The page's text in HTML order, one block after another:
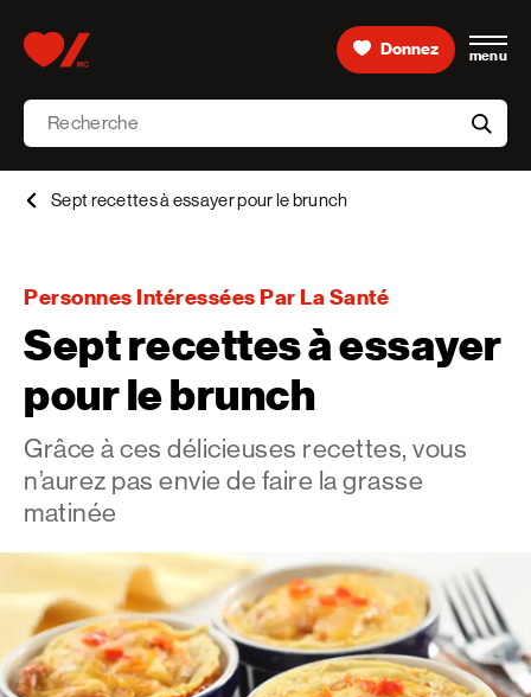
Donnez menu
Recherche
aria-
Sept recettes à essayer pour le brunch
Personnes Intéressées Par La Santé
Sept recettes à essayer
pour le brunch
Grâce à ces délicieuses recettes, vous
n’aurez pas envie de faire la grasse
matinée